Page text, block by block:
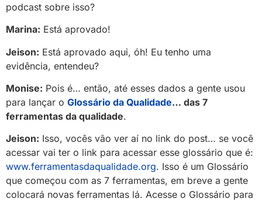
podcast sobre isso?
Marina: Está aprovado!
Jeison: Está aprovado aqui, óh! Eu tenho uma
evidência, entendeu?
Monise: Pois é… então, até esses dados a gente usou
para lançar o Glossário da Qualidade… das 7
ferramentas da qualidade.
Jeison: Isso, vocês vão ver aí no link do post… se você
acessar vai ter o link para acessar esse glossário que é:
www.ferramentasdaqualidade.org. Isso é um Glossário
que começou com as 7 ferramentas, em breve a gente
colocará novas ferramentas lá. Acesse o Glossário para